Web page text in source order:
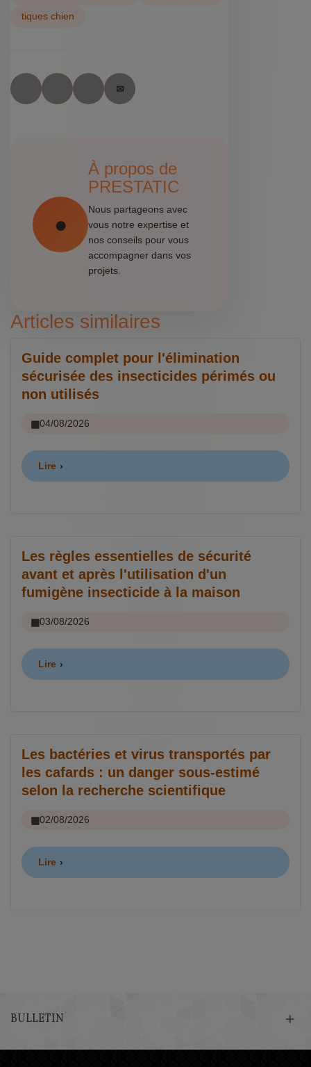
tiques chien
À propos de
PRESTATIC
Nous partageons avec
vous notre expertise et
nos conseils pour vous
accompagner dans vos
projets.
Articles similaires
Guide complet pour l'élimination
sécurisée des insecticides périmés ou
non utilisés
04/08/2026
Lire
Les règles essentielles de sécurité
avant et après l'utilisation d'un
fumigène insecticide à la maison
03/08/2026
Lire
Les bactéries et virus transportés par
les cafards : un danger sous-estimé
selon la recherche scientifique
02/08/2026
Lire
BULLETIN